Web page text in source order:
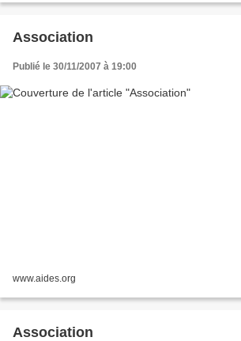
Association
Publié le 30/11/2007 à 19:00
www.aides.org
Association